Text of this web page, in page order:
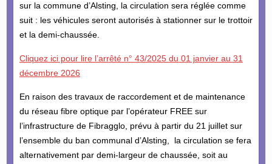
sur la commune d’Alsting, la circulation sera réglée comme
suit : les véhicules seront autorisés à stationner sur le trottoir
et la demi-chaussée.
Cliquez ici pour lire l’arrêté n° 43/2025 du 01 janvier au 31
décembre 2026
En raison des travaux de raccordement et de maintenance
du réseau fibre optique par l’opérateur FREE sur
l’infrastructure de Fibragglo, prévu à partir du 21 juillet sur
l’ensemble du ban communal d’Alsting, la circulation se fera
alternativement par demi-largeur de chaussée, soit au